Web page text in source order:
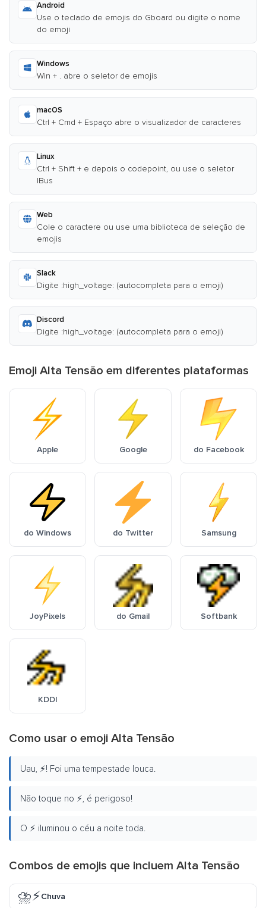
Android
Use o teclado de emojis do Gboard ou digite o nome
do emoji
Windows
Win + . abre o seletor de emojis
macOS
Ctrl + Cmd + Espaço abre o visualizador de caracteres
Linux
Ctrl + Shift + e depois o codepoint, ou use o seletor
IBus
Web
Cole o caractere ou use uma biblioteca de seleção de
emojis
Slack
Digite :high_voltage: (autocompleta para o emoji)
Discord
Digite :high_voltage: (autocompleta para o emoji)
Emoji Alta Tensão em diferentes plataformas
Apple Google do Facebook
do Windows do Twitter Samsung
JoyPixels do Gmail Softbank
KDDI
Como usar o emoji Alta Tensão
Uau, ⚡! Foi uma tempestade louca.
Não toque no ⚡, é perigoso!
O ⚡ iluminou o céu a noite toda.
Combos de emojis que incluem Alta Tensão
⛈️⚡Chuva